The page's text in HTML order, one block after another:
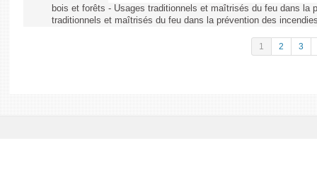
bois et forêts - Usages traditionnels et maîtrisés du feu dans la
traditionnels et maîtrisés du feu dans la prévention des
1 2 3